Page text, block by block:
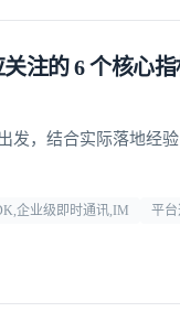
注的 6 个核心
发，结合实际落地经
企业级即时通讯,IM 平